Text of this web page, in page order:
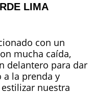
LIMA
con un
mucha caída,
delantero para dar
la prenda y
nuestra